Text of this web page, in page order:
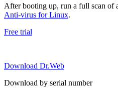
After booting up, run a full scan of
Anti-virus for Linux.
Free trial
Download Dr.Web
Download by serial number